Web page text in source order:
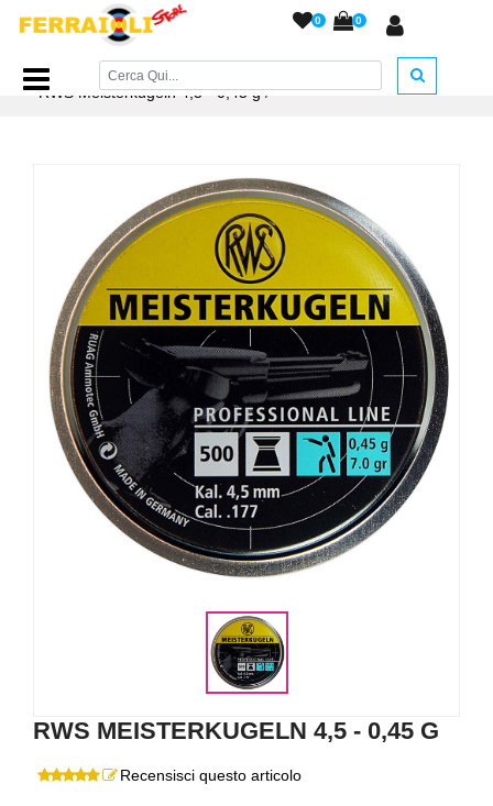
0 0
Home Page/PIOMBINI/Piombini RWS cal. 4,5 e 5,5 /
RWS Meisterkugeln 4,5 - 0,45 g/
RWS MEISTERKUGELN 4,5 - 0,45 G
Recensisci questo articolo